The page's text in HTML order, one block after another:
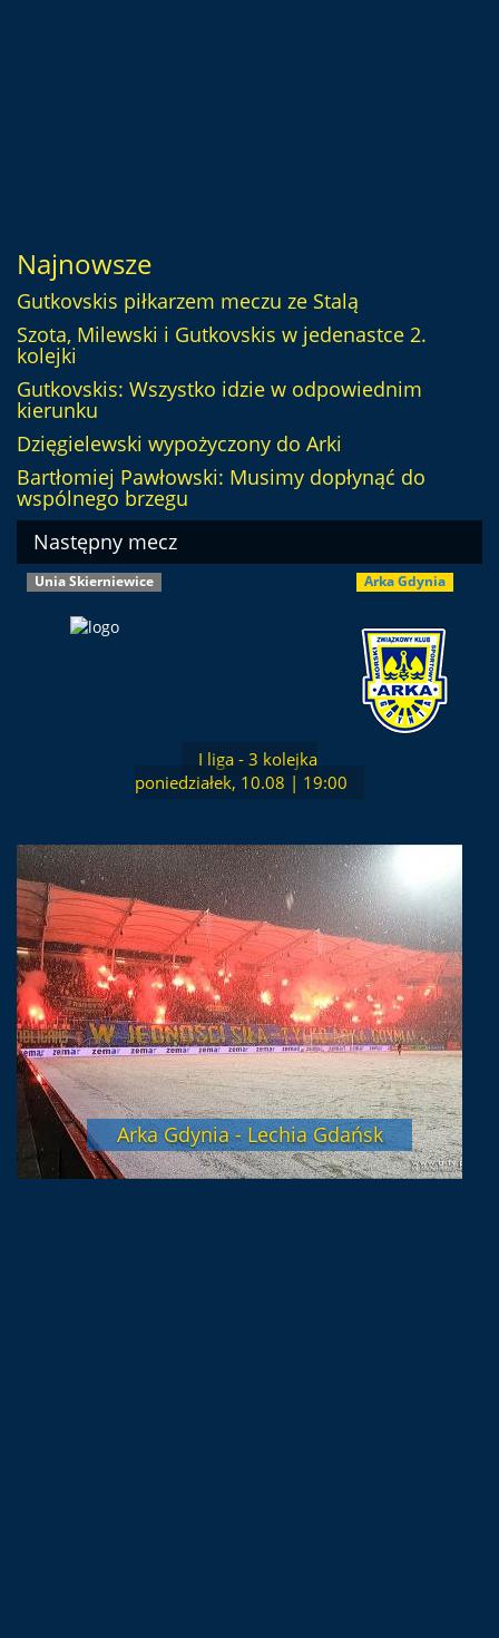
Najnowsze
Gutkovskis piłkarzem meczu ze Stalą
Szota, Milewski i Gutkovskis w jedenastce 2.
kolejki
Gutkovskis: Wszystko idzie w odpowiednim
kierunku
Dzięgielewski wypożyczony do Arki
Bartłomiej Pawłowski: Musimy dopłynąć do
wspólnego brzegu
Następny mecz
Unia Skierniewice Arka Gdynia
I liga - 3 kolejka
poniedziałek, 10.08 | 19:00
Arka Gdynia - Lechia Gdańsk